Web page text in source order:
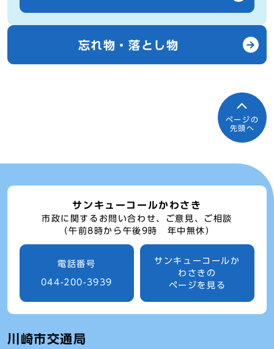
忘れ物・落とし物
ページの
先頭へ
サンキューコールかわさき
市政に関するお問い合わせ、ご意見、ご相談
（午前8時から午後9時 年中無休）
電話番号
044-200-3939
サンキューコールか
わさきの
ページを見る
川崎市交通局